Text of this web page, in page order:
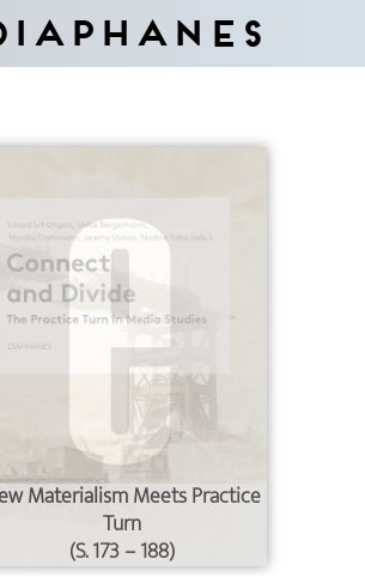
Materialism Meets Practice
Turn
(S. 173 – 188)